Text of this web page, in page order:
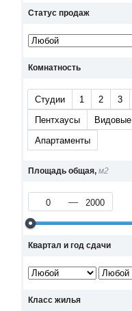
Статус продаж
Комнатность
Студии 1 2 3
Пентхаусы
Видовые
Апартаменты
Площадь общая, м2
Квартал и год сдачи
Класс жилья